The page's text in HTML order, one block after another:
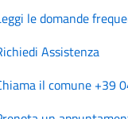
le domande
Assistenza
il comune +39